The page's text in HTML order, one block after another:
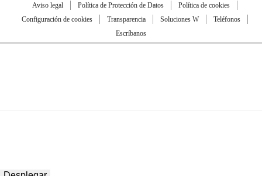
Aviso legal Política de Protección de Datos
Política de cookies
Configuración de cookies
Transparencia Soluciones W
Teléfonos
Escríbanos